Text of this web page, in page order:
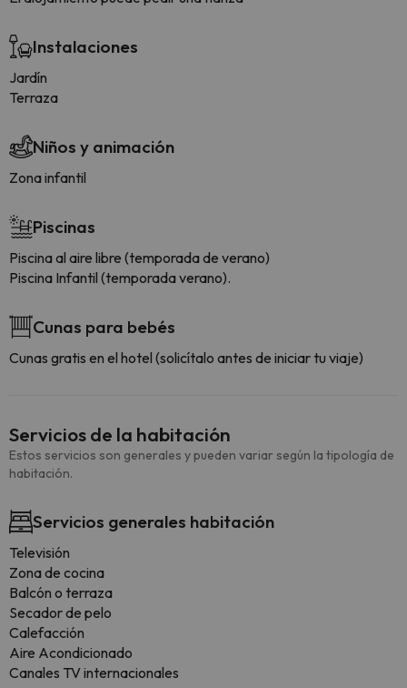
Instalaciones
Jardín
Terraza
Niños y animación
Zona infantil
Piscinas
Piscina al aire libre (temporada de verano)
Piscina Infantil (temporada verano).
Cunas para bebés
Cunas gratis en el hotel (solicítalo antes de iniciar tu viaje)
Servicios de la habitación
Estos servicios son generales y pueden variar según la tipología de
habitación.
Servicios generales habitación
Televisión
Zona de cocina
Balcón o terraza
Secador de pelo
Calefacción
Aire Acondicionado
Canales TV internacionales